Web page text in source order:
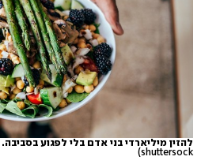
להזין מיליארדי בני אדם בלי לפגוע
shuttersock)